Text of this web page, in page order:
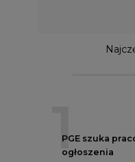
1
PGE szuka
ogłoszenia